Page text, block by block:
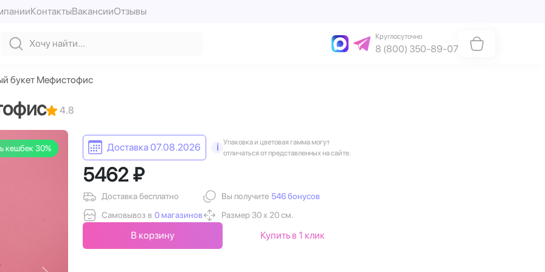
КонтактыВакансииОтзывы
Круглосуточно
8 (800) 350-89-07
букет Мефистофис
4.8
кешбек 30% Доставка 07.08.2026 i
Упаковка и цветовая гамма могут
отличаться от представленных на сайте.
5462 ₽
Доставка бесплатно
Самовывоз в 0 магазинов
Вы получите 546 бонусов
Размер 30 х 20 см.
В корзину Купить в 1 клик